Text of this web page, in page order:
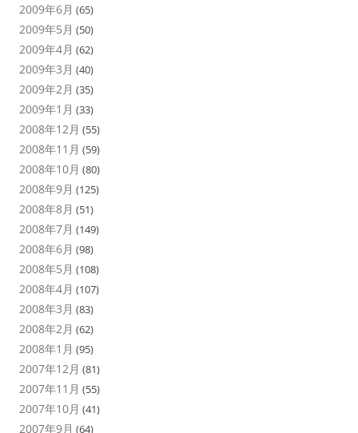
2009年6月 (65)
2009年5月 (50)
2009年4月 (62)
2009年3月 (40)
2009年2月 (35)
2009年1月 (33)
2008年12月 (55)
2008年11月 (59)
2008年10月 (80)
2008年9月 (125)
2008年8月 (51)
2008年7月 (149)
2008年6月 (98)
2008年5月 (108)
2008年4月 (107)
2008年3月 (83)
2008年2月 (62)
2008年1月 (95)
2007年12月 (81)
2007年11月 (55)
2007年10月 (41)
2007年9月 (64)